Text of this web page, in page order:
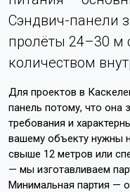
Сэндвич-панели
пролёты 24–30
количеством
Для проектов в
панель потому, что она
требования и
вашему объекту нужны
свыше 12 метров или
— мы изготавливаем
Минимальная партия —